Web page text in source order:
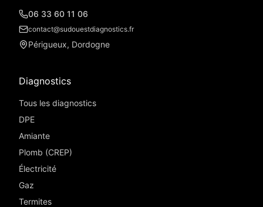
06 33 60 11 06
contact@sudouestdiagnostics.fr
Périgueux, Dordogne
Diagnostics
Tous les diagnostics
DPE
Amiante
Plomb (CREP)
Électricité
Gaz
Termites